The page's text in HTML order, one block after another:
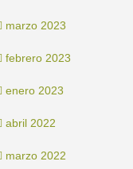
marzo 2023
febrero 2023
enero 2023
abril 2022
marzo 2022